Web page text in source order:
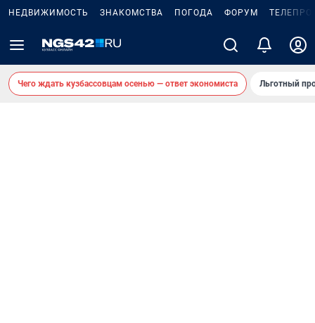
НЕДВИЖИМОСТЬ ЗНАКОМСТВА ПОГОДА ФОРУМ
Чего ждать кузбассовцам осенью — ответ экономиста Льготный